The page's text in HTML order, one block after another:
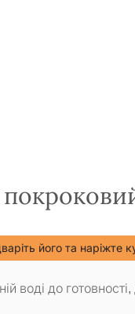
його та наріжте
воді до